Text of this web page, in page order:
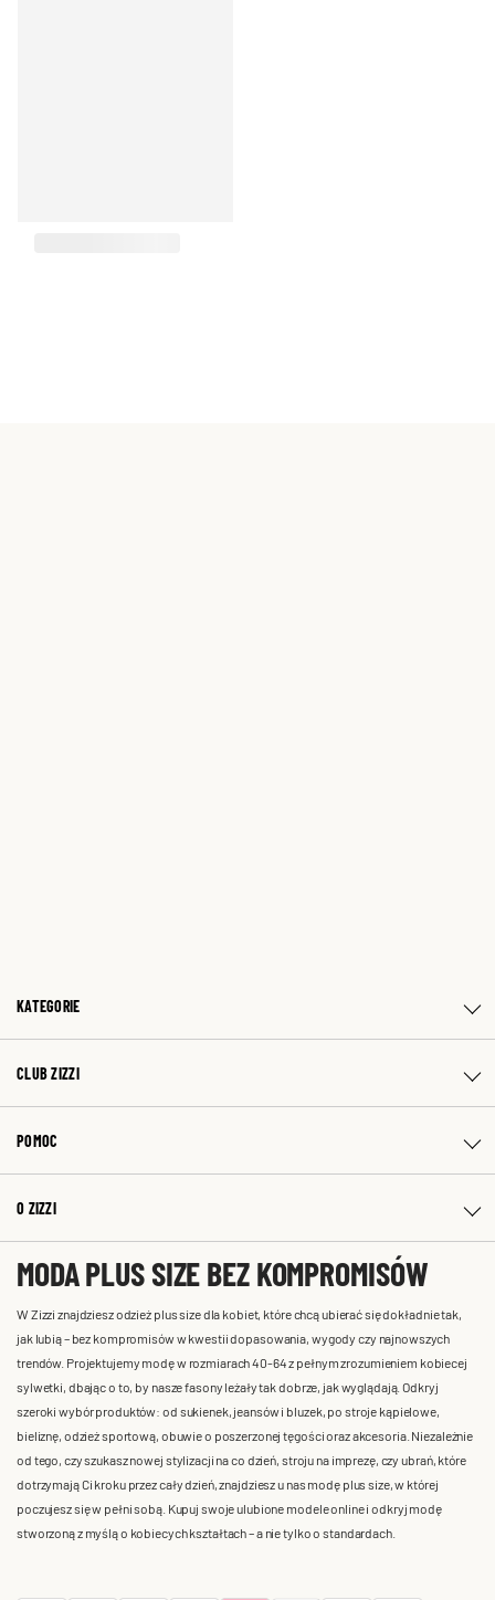
KATEGORIE
CLUB ZIZZI
POMOC
O ZIZZI
MODA PLUS SIZE BEZ KOMPROMISÓW
W Zizzi znajdziesz odzież plus size dla kobiet, które chcą ubierać się dokładnie tak,
jak lubią – bez kompromisów w kwestii dopasowania, wygody czy najnowszych
trendów. Projektujemy modę w rozmiarach 40-64 z pełnym zrozumieniem kobiecej
sylwetki, dbając o to, by nasze fasony leżały tak dobrze, jak wyglądają. Odkryj
szeroki wybór produktów: od sukienek, jeansów i bluzek, po stroje kąpielowe,
bieliznę, odzież sportową, obuwie o poszerzonej tęgości oraz akcesoria. Niezależnie
od tego, czy szukasz nowej stylizacji na co dzień, stroju na imprezę, czy ubrań, które
dotrzymają Ci kroku przez cały dzień, znajdziesz u nas modę plus size, w której
poczujesz się w pełni sobą. Kupuj swoje ulubione modele online i odkryj modę
stworzoną z myślą o kobiecych kształtach – a nie tylko o standardach.